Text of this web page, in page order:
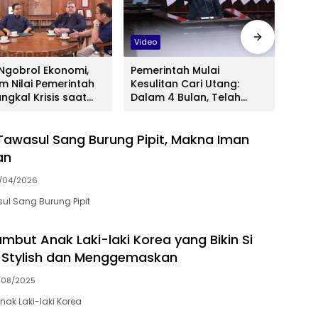
Ekonomi,
Nilai Pemerintah
Krisis saat
Video
Pemerintah Mulai
Kesulitan Cari Utang:
Dalam 4 Bulan, Telah
Sang Burung Pipit, Makna Iman
04/2026
Sang Burung Pipit
Anak Laki-laki Korea yang Bikin Si
Stylish dan Menggemaskan
08/2025
Laki-laki Korea